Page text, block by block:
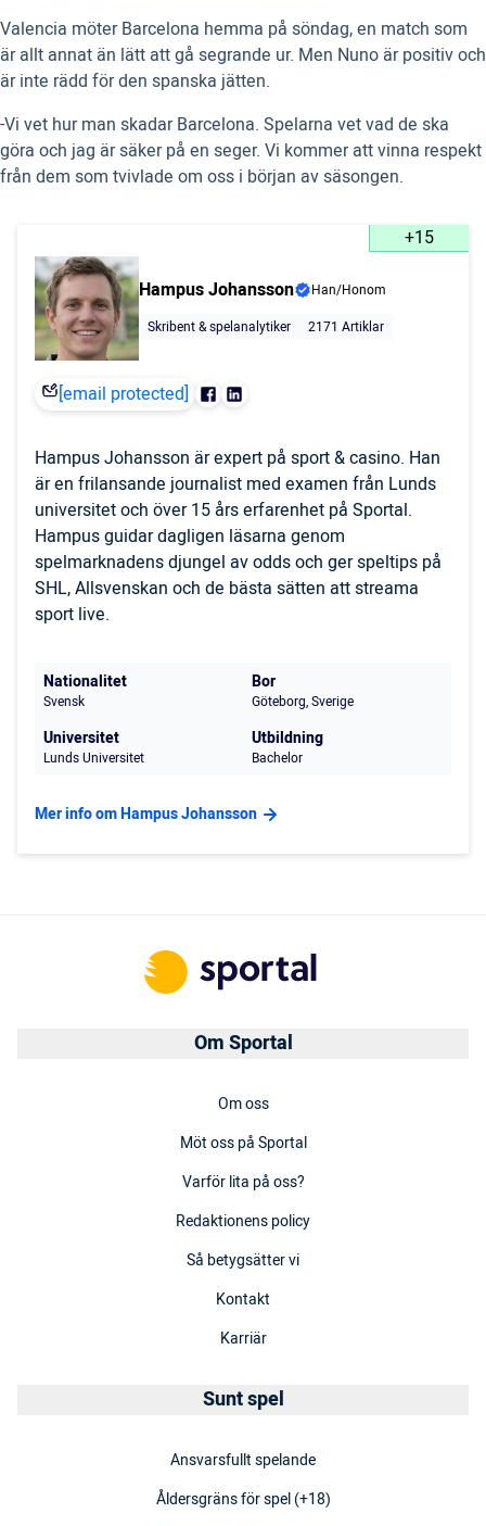
Valencia möter Barcelona hemma på söndag, en match som
är allt annat än lätt att gå segrande ur. Men Nuno är positiv och
är inte rädd för den spanska jätten.
-Vi vet hur man skadar Barcelona. Spelarna vet vad de ska
göra och jag är säker på en seger. Vi kommer att vinna respekt
från dem som tvivlade om oss i början av säsongen.
+15
Hampus Johansson
Han/Honom
Skribent & spelanalytiker
2171 Artiklar
[email protected]
Hampus Johansson är expert på sport & casino. Han
är en frilansande journalist med examen från Lunds
universitet och över 15 års erfarenhet på Sportal.
Hampus guidar dagligen läsarna genom
spelmarknadens djungel av odds och ger speltips på
SHL, Allsvenskan och de bästa sätten att streama
sport live.
Nationalitet
Svensk
Bor
Göteborg, Sverige
Universitet
Lunds Universitet
Utbildning
Bachelor
Mer info om Hampus Johansson
Om Sportal
Om oss
Möt oss på Sportal
Varför lita på oss?
Redaktionens policy
Så betygsätter vi
Kontakt
Karriär
Sunt spel
Ansvarsfullt spelande
Åldersgräns för spel (+18)